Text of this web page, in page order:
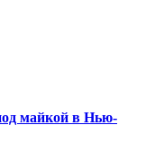
майкой в Нью-